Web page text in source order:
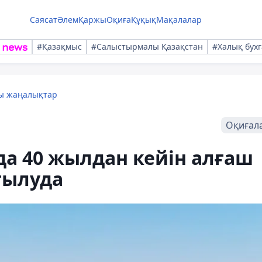
СаясатӘлемҚаржыОқиғаҚұқықМақалалар
#Қазақмыс #Салыстырмалы Қазақстан #Халық
жаңалықтар
40 жылдан кейін алғаш